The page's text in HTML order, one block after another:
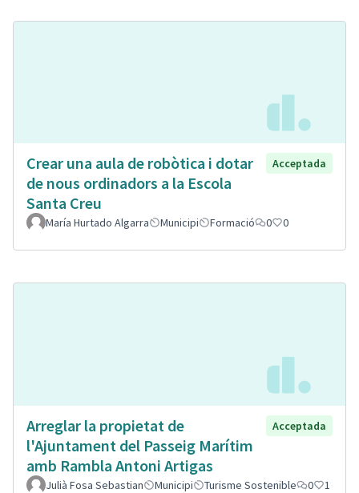
Crear una aula de robòtica i dotar
de nous ordinadors a la Escola
Santa Creu
Acceptada
María Hurtado Algarra Municipi Formació 0 0
Arreglar la propietat de
l'Ajuntament del Passeig Marítim
amb Rambla Antoni Artigas
Acceptada
Julià Fosa Sebastian Municipi Turisme Sostenible 0 1